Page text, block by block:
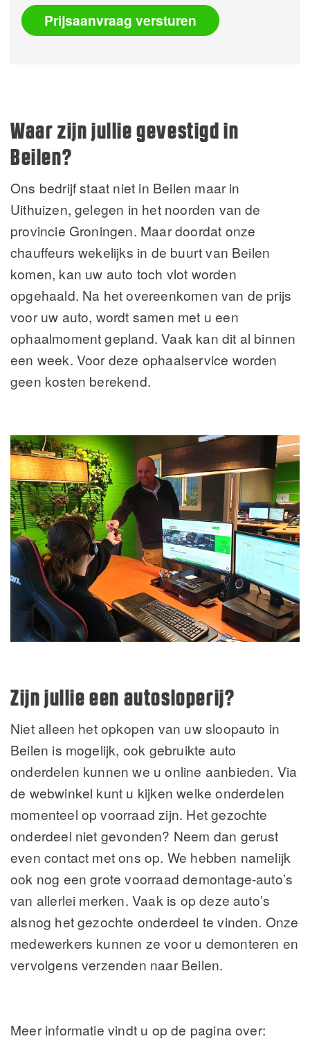
Prijsaanvraag versturen
Waar zijn jullie gevestigd in
Beilen?
Ons bedrijf staat niet in Beilen maar in
Uithuizen, gelegen in het noorden van de
provincie Groningen. Maar doordat onze
chauffeurs wekelijks in de buurt van Beilen
komen, kan uw auto toch vlot worden
opgehaald. Na het overeenkomen van de prijs
voor uw auto, wordt samen met u een
ophaalmoment gepland. Vaak kan dit al binnen
een week. Voor deze ophaalservice worden
geen kosten berekend.
Zijn jullie een autosloperij?
Niet alleen het opkopen van uw sloopauto in
Beilen is mogelijk, ook gebruikte auto
onderdelen kunnen we u online aanbieden. Via
de webwinkel kunt u kijken welke onderdelen
momenteel op voorraad zijn. Het gezochte
onderdeel niet gevonden? Neem dan gerust
even contact met ons op. We hebben namelijk
ook nog een grote voorraad demontage-auto’s
van allerlei merken. Vaak is op deze auto’s
alsnog het gezochte onderdeel te vinden. Onze
medewerkers kunnen ze voor u demonteren en
vervolgens verzenden naar Beilen.
Meer informatie vindt u op de pagina over: